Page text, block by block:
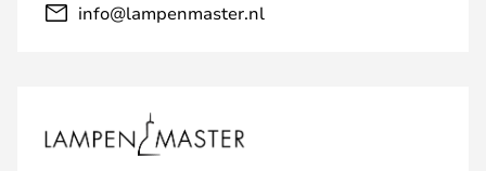
info@lampenmaster.nl